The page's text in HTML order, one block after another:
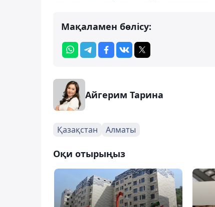
Мақаламен бөлісу:
Айгерим Тарина
Қазақстан Алматы
Оқи отырыңыз